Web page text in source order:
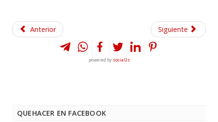
Anterior Siguiente
powered by social2s
QUEHACER EN FACEBOOK